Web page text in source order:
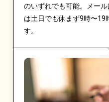
のいずれでも可能。メー
は土日でも休まず9時〜19
す。